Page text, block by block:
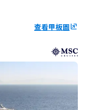
查看甲板圖ungroup